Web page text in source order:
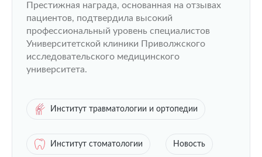
Престижная награда, основанная на отзывах
пациентов, подтвердила высокий
профессиональный уровень специалистов
Университетской клиники Приволжского
исследовательского медицинского
университета.
Институт травматологии и ортопедии
Институт стоматологии Новость